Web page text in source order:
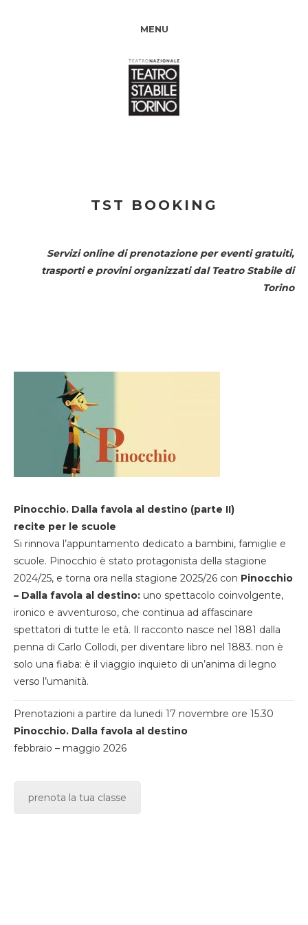
MENU
TST BOOKING
Servizi online di prenotazione per eventi gratuiti,
trasporti e provini organizzati dal Teatro Stabile di
Torino
Pinocchio. Dalla favola al destino (parte II)
recite per le scuole
Si rinnova l’appuntamento dedicato a bambini, famiglie e
scuole. Pinocchio è stato protagonista della stagione
2024/25, e torna ora nella stagione 2025/26 con Pinocchio
– Dalla favola al destino: uno spettacolo coinvolgente,
ironico e avventuroso, che continua ad affascinare
spettatori di tutte le età. Il racconto nasce nel 1881 dalla
penna di Carlo Collodi, per diventare libro nel 1883. non è
solo una fiaba: è il viaggio inquieto di un’anima di legno
verso l’umanità.
Prenotazioni a partire da lunedi 17 novembre ore 15.30
Pinocchio. Dalla favola al destino
febbraio – maggio 2026
prenota la tua classe